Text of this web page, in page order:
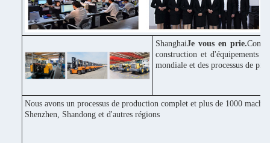
ShanghaiJe vous en prie.
construction et d'équipements
mondiale et des processus de
Nous avons un processus de production complet et plus de 1000
Shenzhen, Shandong et d'autres régions